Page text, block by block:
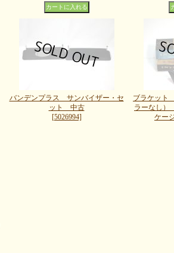
バンデンプラス サンバイザー・セ
ット 中古
[5026994]
ブラケット
ラーなし
ケー